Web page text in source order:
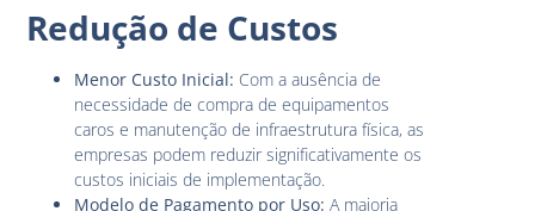
Redução de Custos
Menor Custo Inicial: Com a ausência de
necessidade de compra de equipamentos
caros e manutenção de infraestrutura física, as
empresas podem reduzir significativamente os
custos iniciais de implementação.
Modelo de Pagamento por Uso: A maioria